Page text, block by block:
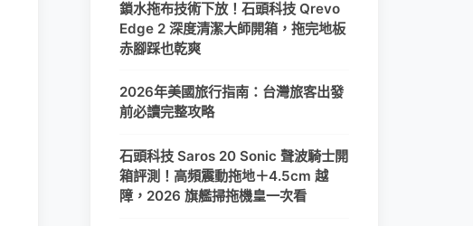
鎖水拖布技術下放！石頭科技 Qrevo
Edge 2 深度清潔大師開箱，拖完地板
赤腳踩也乾爽
2026年美國旅行指南：台灣旅客出發
前必讀完整攻略
石頭科技 Saros 20 Sonic 聲波騎士開
箱評測！高頻震動拖地＋4.5cm 越
障，2026 旗艦掃拖機皇一次看